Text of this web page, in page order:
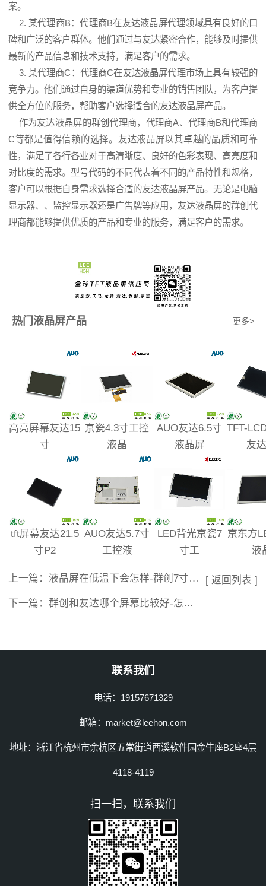
案。
2. 某代理商B：代理商B在友达液晶屏代理领域具有良好的口
碑和广泛的客户群体。他们通过与友达紧密合作，能够及时提供
最新的产品信息和技术支持，满足客户的需求。
3. 某代理商C：代理商C在友达液晶屏代理市场上具有较强的
竞争力。他们通过自身的渠道优势和专业的销售团队，为客户提
供全方位的服务，帮助客户选择适合的友达液晶屏产品。
作为友达液晶屏的群创代理商，代理商A、代理商B和代理商
C等都是值得信赖的选择。友达液晶屏以其卓越的品质和可靠
性，满足了各行各业对于高清晰度、良好的色彩表现、高亮度和
对比度的需求。型号代码的不同代表着不同的产品特性和规格，
客户可以根据自身需求选择合适的友达液晶屏产品。无论是电脑
显示器、、监控显示器还是广告牌等应用，友达液晶屏的群创代
理商都能够提供优质的产品和专业的服务，满足客户的需求。
更多>
热门液晶屏产品
高亮屏幕友达15
寸
京瓷4.3寸工控
液晶
AUO友达6.5寸
液晶屏
TFT-
友
tft屏幕友达21.5
寸P2
AUO友达5.7寸
工控液
LED背光京瓷7
寸工
京东方
液
上一篇： 液晶屏在低温下会怎样-群创7寸液晶屏
下一篇： 群创和友达哪个屏幕比较好-怎样识别液晶屏的牌子
[ 返回列表 ]
联系我们
电话：19157671329
邮箱：market@leehon.com
地址：浙江省杭州市余杭区五常街道西溪软件园金牛座B2座4层
4118-4119
扫一扫，联系我们